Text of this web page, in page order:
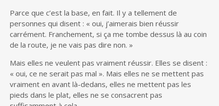
Parce que c’est la base, en fait. Il y a tellement de
personnes qui disent : « oui, j’aimerais bien réussir
carrément. Franchement, si ça me tombe dessus là au coin
de la route, je ne vais pas dire non. »
Mais elles ne veulent pas vraiment réussir. Elles se disent :
« oui, ce ne serait pas mal ». Mais elles ne se mettent pas
vraiment en avant là-dedans, elles ne mettent pas les
pieds dans le plat, elles ne se consacrent pas